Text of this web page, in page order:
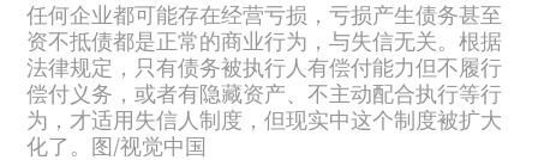
任何企业都可能存在经营亏损，亏损产生债务甚至
资不抵债都是正常的商业行为，与失信无关。根据
法律规定，只有债务被执行人有偿付能力但不履行
偿付义务，或者有隐藏资产、不主动配合执行等行
为，才适用失信人制度，但现实中这个制度被扩大
化了。图/视觉中国